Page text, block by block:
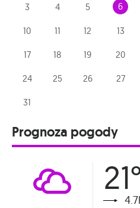
3 4 5 6
10 11 12 13
17 18 19 20
24 25 26 27
31
Prognoza pogody